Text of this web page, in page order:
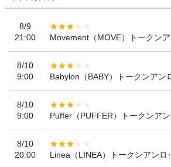
8/9
21:00
Movement（MOVE）トークン
8/10
9:00
Babylon（BABY）トークンアン
8/10
9:00
Puffer（PUFFER）トークンア
8/10
20:00
Linea（LINEA）トークンアンロ